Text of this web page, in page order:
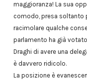
maggioranza! La sua
comodo, presa soltanto
racimolare qualche
parlamento ha già
Draghi di avere una
è davvero ridicolo.
La posizione è